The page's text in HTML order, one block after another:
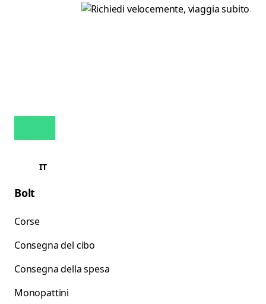
IT
Bolt
Corse
Consegna del cibo
Consegna della spesa
Monopattini